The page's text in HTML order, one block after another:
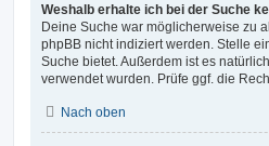
Weshalb erhalte ich bei der Suche
Deine Suche war möglicherweise zu
phpBB nicht indiziert werden. Stelle
Suche bietet. Außerdem ist es
verwendet wurden. Prüfe ggf. die
Nach oben